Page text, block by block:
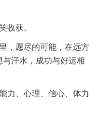
获。
愿尽的可能，在远方
汗水，成功与好运相
、心理、信心、体力